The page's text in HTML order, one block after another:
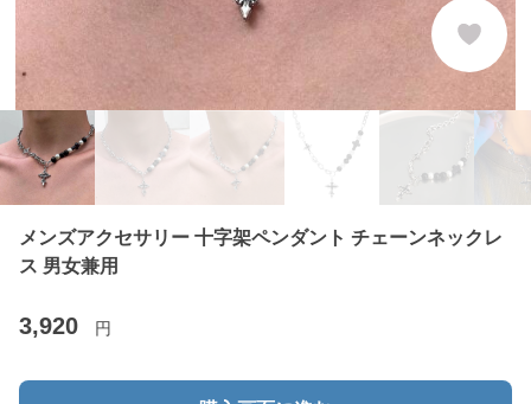
メンズアクセサリー 十字架ペンダント チェーンネックレ
ス 男女兼用
3,920 円